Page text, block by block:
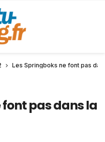
Les Springboks ne font pas
font pas dans la